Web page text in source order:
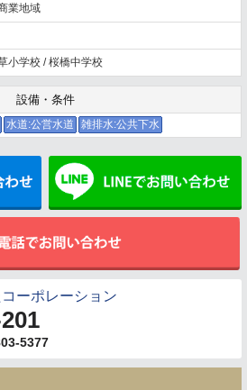
業地域
小学校 / 桜橋中学校
設備・条件
水道:公営水道 雑排水:公共下水
メールでお問い合わせ
ーポレーション
5377